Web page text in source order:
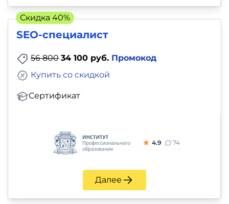
SEO-специалист
56 800 34 100 руб. Промокод
Сертификат
Купить со скидкой
4.9 74
Далее
Скидка 40%